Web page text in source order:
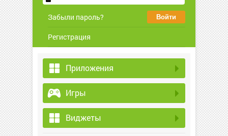
Забыли пароль?
Регистрация
Приложения
Игры
Виджеты